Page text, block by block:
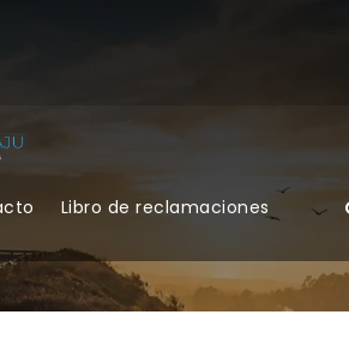
Libro de reclamaciones